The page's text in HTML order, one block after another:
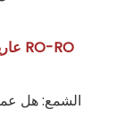
عارية وشمع ، يتم شحنها في سفينة الشحن السائبة أو سطح السفينة المسطح أو RO-RO
(1) الشمع: هل